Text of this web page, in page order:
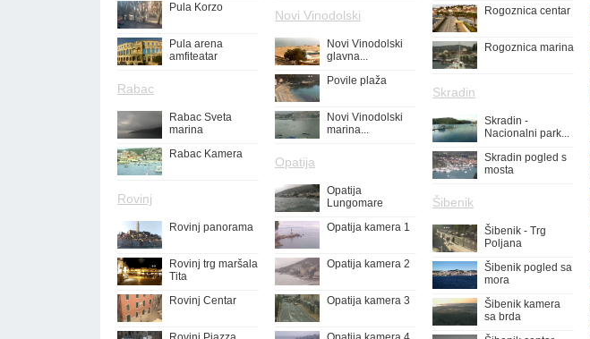
Pula Korzo
Pula arena
amfiteatar
Rabac
Rabac Sveta
marina
Rabac Kamera
Rovinj
Rovinj panorama
Rovinj trg maršala
Tita
Rovinj Centar
Novi Vinodolski
Novi Vinodolski
glavna...
Povile plaža
Novi Vinodolski
marina...
Opatija
Opatija
Lungomare
Opatija kamera 1
Opatija kamera 2
Opatija kamera 3
Rogoznica centar
Rogoznica marina
Skradin
Skradin -
Nacionalni park...
Skradin pogled s
mosta
Šibenik
Šibenik - Trg
Poljana
Šibenik pogled sa
mora
Šibenik kamera
sa brda